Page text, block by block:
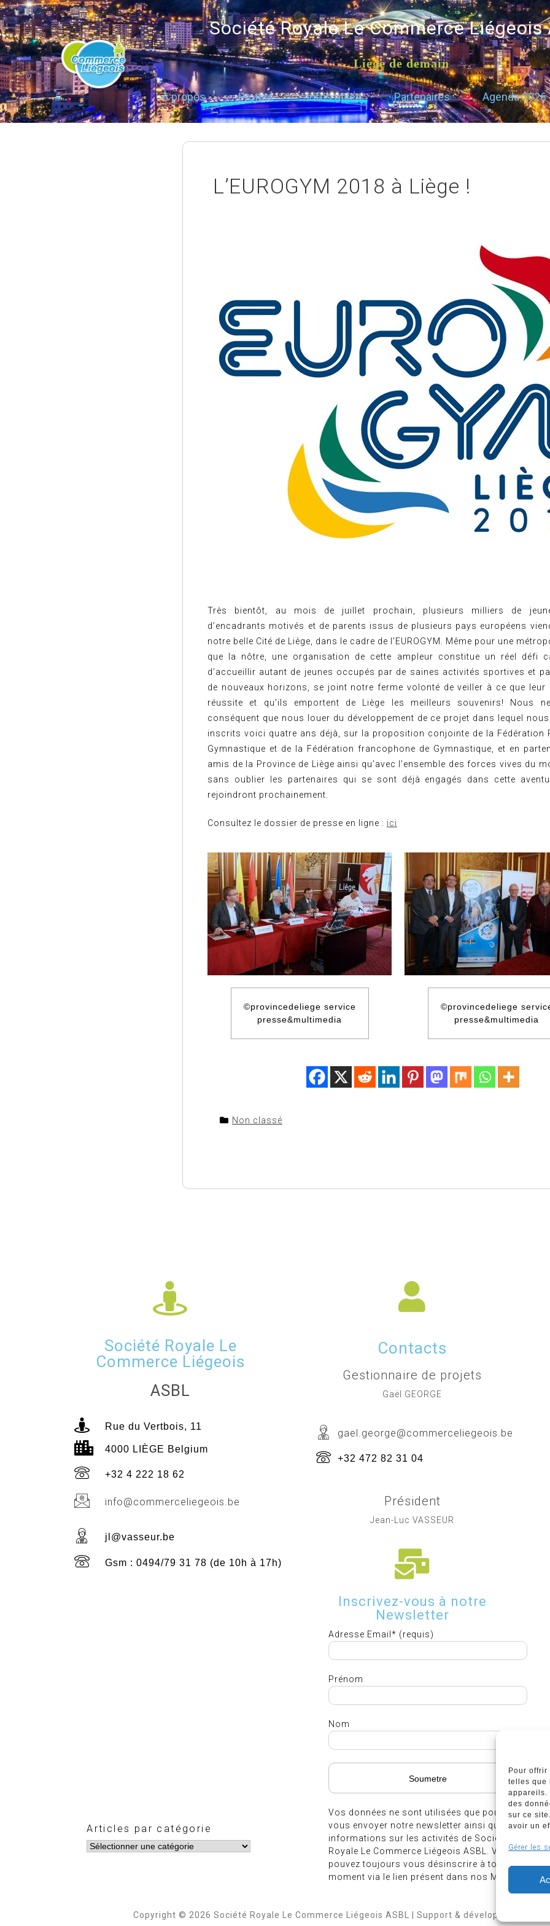
Pour
telles que
appareils.
des
sur ce
avoir un
Gérer les
Société Royale Le Commerce Liégeois
Liège de demain
À propos Projets Infos utiles Partenaires Agenda 2026
L’EUROGYM 2018 à Liège !
Très bientôt, au mois de juillet prochain, plusieurs milliers de
d’encadrants motivés et de parents issus de plusieurs pays européens
notre belle Cité de Liège, dans le cadre de l’EUROGYM. Même pour une
que la nôtre, une organisation de cette ampleur constitue un réel défi
d’accueillir autant de jeunes occupés par de saines activités sportives et
de nouveaux horizons, se joint notre ferme volonté de veiller à ce que
réussite et qu’ils emportent de Liège les meilleurs souvenirs! Nous
conséquent que nous louer du développement de ce projet dans lequel
inscrits voici quatre ans déjà, sur la proposition conjointe de la Fédération
Gymnastique et de la Fédération francophone de Gymnastique, et en
amis de la Province de Liège ainsi qu’avec l’ensemble des forces vives du
sans oublier les partenaires qui se sont déjà engagés dans cette
rejoindront prochainement.
Consultez le dossier de presse en ligne : ici
©provincedeliege service
presse&multimedia
©provincedeliege
presse&multimedia
Non classé
Société Royale Le
Commerce Liégeois
ASBL
Rue du Vertbois, 11
4000 LIÈGE Belgium
+32 4 222 18 62
info@commerceliegeois.be
jl@vasseur.be
Gsm : 0494/79 31 78 (de 10h à 17h)
Articles par catégorie
Contacts
Gestionnaire de projets
Gaël GEORGE
gael.george@commerceliegeois.be
+32 472 82 31 04
Président
Jean-Luc VASSEUR
Inscrivez-vous à notre
Newsletter
Adresse Email* (requis)
Prénom
Nom
Vos données ne sont utilisées que pour
vous envoyer notre newsletter ainsi que des
informations sur les activités de Société
Royale Le Commerce Liégeois ASBL. Vous
pouvez toujours vous désinscrire à tout
moment via le lien présent dans nos Mails.
Copyright © 2026 Société Royale Le Commerce Liégeois ASBL | Support & développement